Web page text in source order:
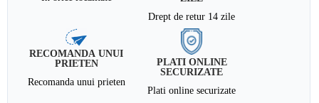
Drept de retur 14 zile
RECOMANDA UNUI
PRIETEN
Recomanda unui prieten
PLATI ONLINE
SECURIZATE
Plati online securizate